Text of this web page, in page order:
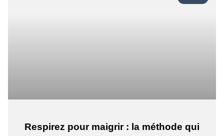
Respirez pour maigrir : la méthode qui